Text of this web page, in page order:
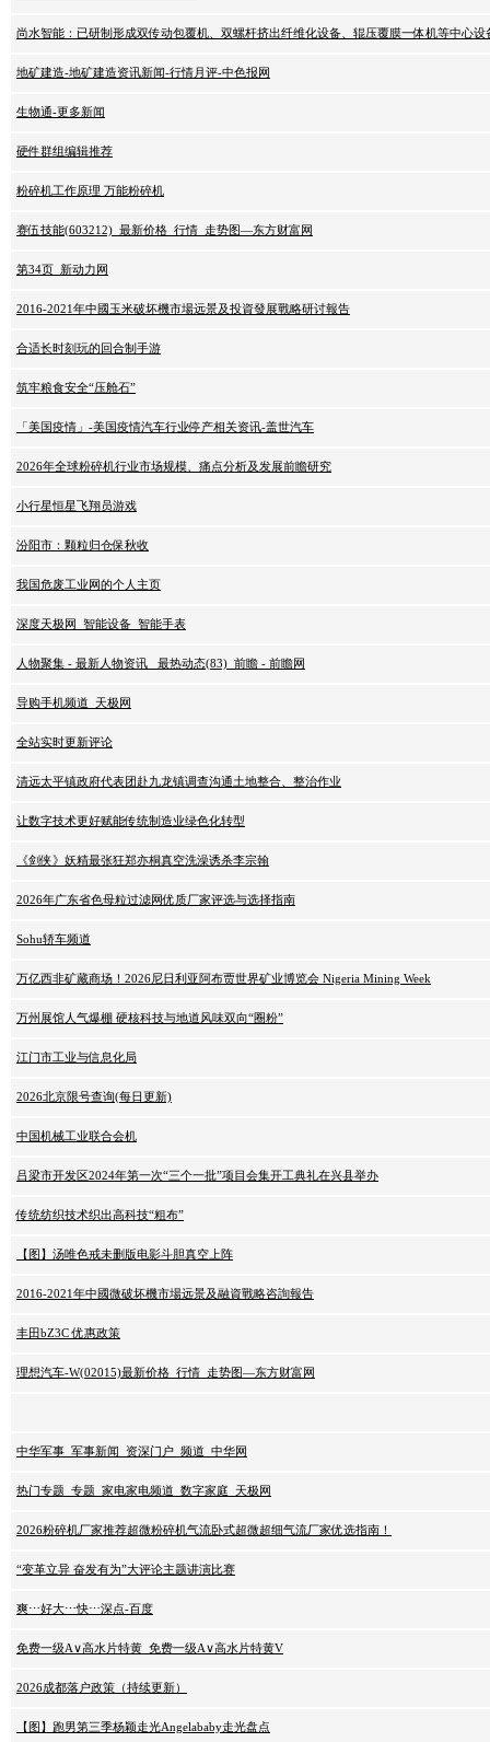
尚水智能：已研制形成双传动包覆机、双螺杆挤出纤维化设备、辊压覆膜一体机等中心
地矿建造-地矿建造资讯新闻-行情月评-中色报网
生物通-更多新闻
硬件群组编辑推荐
粉碎机工作原理 万能粉碎机
赛伍技能(603212)_最新价格_行情_走势图—东方财富网
第34页_新动力网
2016-2021年中國玉米破坏機市場远景及投資發展戰略研讨報告
合适长时刻玩的回合制手游
筑牢粮食安全“压舱石”
「美国疫情」-美国疫情汽车行业停产相关资讯-盖世汽车
2026年全球粉碎机行业市场规模、痛点分析及发展前瞻研究
小行星恒星飞翔员游戏
汾阳市：颗粒归仓保秋收
我国危废工业网的个人主页
深度天极网_智能设备_智能手表
人物聚集 - 最新人物资讯_ 最热动态(83)_前瞻 - 前瞻网
导购手机频道_天极网
全站实时更新评论
清远太平镇政府代表团赴九龙镇调查沟通土地整合、整治作业
让数字技术更好赋能传统制造业绿色化转型
《剑侠》妖精最张狂郑亦桐真空洗澡诱杀李宗翰
2026年广东省色母粒过滤网优质厂家评选与选择指南
Sohu轿车频道
万亿西非矿藏商场！2026尼日利亚阿布贾世界矿业博览会 Nigeria Mining Week
万州展馆人气爆棚 硬核科技与地道风味双向“圈粉”
江门市工业与信息化局
2026北京限号查询(每日更新)
中国机械工业联合会机
吕梁市开发区2024年第一次“三个一批”项目会集开工典礼在兴县举办
传统纺织技术织出高科技“粗布”
【图】汤唯色戒未删版电影斗胆真空上阵
2016-2021年中國微破坏機市場远景及融資戰略咨詢報告
丰田bZ3C 优惠政策
理想汽车-W(02015)最新价格_行情_走势图—东方财富网
中华军事_军事新闻_资深门户_频道_中华网
热门专题_专题_家电家电频道_数字家庭_天极网
2026粉碎机厂家推荐超微粉碎机气流卧式超微超细气流厂家优选指南！
“变革立异 奋发有为”大评论主题讲演比赛
爽⋯好大⋯快⋯深点-百度
免费一级A∨高水片特黄_免费一级A∨高水片特黄V
2026成都落户政策（持续更新）
【图】跑男第三季杨颖走光Angelababy走光盘点